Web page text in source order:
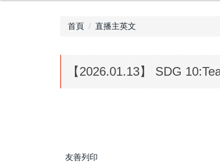
首頁 直播主英文
【2026.01.13】 SDG
友善列印